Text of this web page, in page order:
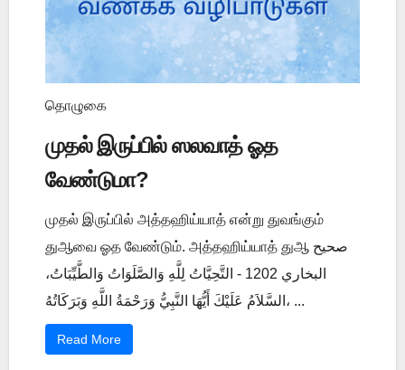
தொழுகை
முதல் இருப்பில் ஸலவாத் ஓத
வேண்டுமா?
முதல் இருப்பில் அத்தஹிய்யாத் என்று துவங்கும்
துஆவை ஓத வேண்டும். அத்தஹிய்யாத் துஆ صحيح
البخاري 1202 - التَّحِيَّاتُ لِلَّهِ وَالصَّلَوَاتُ وَالطَّيِّبَاتُ،
السَّلاَمُ عَلَيْكَ أَيُّهَا النَّبِيُّ وَرَحْمَةُ اللَّهِ وَبَرَكَاتُهُ، ...
Read More